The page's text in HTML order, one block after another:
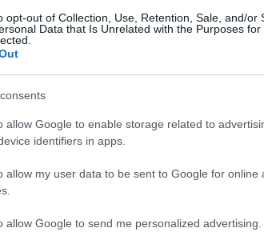
opt-out of Collection, Use, Retention, Sale, and/or
Data that Is Unrelated with the Purposes for
allow Google to enable storage related to
identifiers in apps.
allow my user data to be sent to Google for online
allow Google to send me personalized advertising.
rinunciato a lui”, ha fatto sapere.
è l’ostinazione di
di Gaza
Il leader di Ankara, non a
da Israele e giura di
lo Stato ebraico, come la Russia
non riconosce).
davanti l’abitazione dello stesso
chiedono le dimissioniper